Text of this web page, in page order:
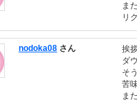
ま
リ
nodoka08 さん
挨
ダ
そ
苦
ま